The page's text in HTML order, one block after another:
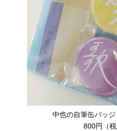
中也の自筆缶バッ
800円（税